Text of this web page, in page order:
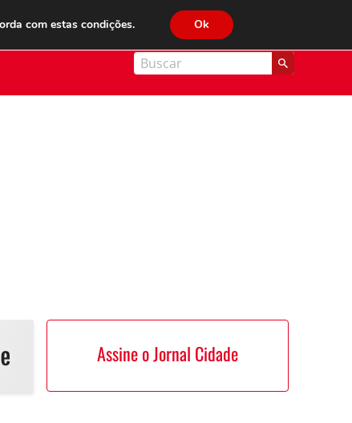
JC FM 89.1
Assine o Jornal Cidade
com estas condições. Ok